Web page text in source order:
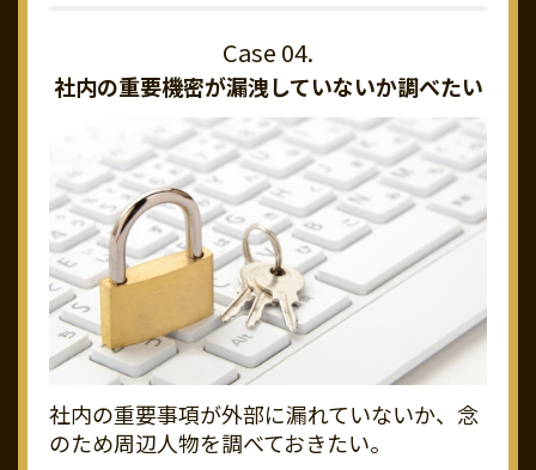
社内の重要機密が漏洩していないか調べたい
社内の重要事項が外部に漏れていないか、念
のため周辺人物を調べておきたい。